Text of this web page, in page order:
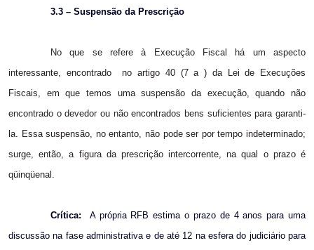
3.3 – Suspensão da Prescrição
No que se refere à Execução Fiscal há um aspecto
interessante, encontrado
no artigo 40 (7 a ) da Lei de Execuções
Fiscais, em que temos uma suspensão da execução, quando não
encontrado o devedor ou não encontrados bens suficientes para garanti-
la. Essa suspensão, no entanto, não pode ser por tempo indeterminado;
surge, então, a figura da prescrição intercorrente, na qual o prazo é
qüinqüenal.
Crítica:
A própria RFB estima o prazo de 4 anos para uma
discussão na fase administrativa e de até 12 na esfera do judiciário para